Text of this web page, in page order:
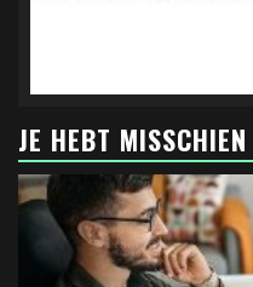
JE HEBT